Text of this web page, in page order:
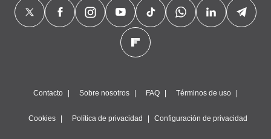
Contacto Sobre nosotros FAQ Términos de uso
Cookies Política de privacidad Configuración de privacidad